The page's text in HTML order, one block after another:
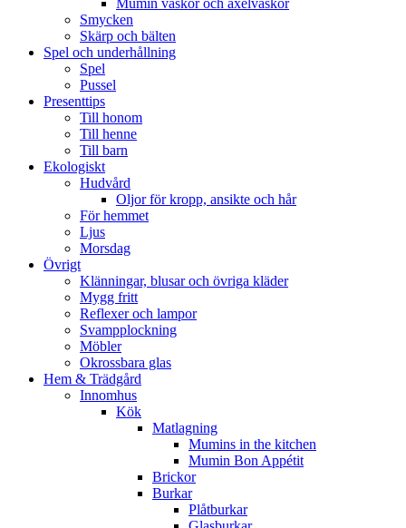
Mumin väskor och axelväskor
Smycken
Skärp och bälten
Spel och underhållning
Spel
Pussel
Presenttips
Till honom
Till henne
Till barn
Ekologiskt
Hudvård
Oljor för kropp, ansikte och hår
För hemmet
Ljus
Morsdag
Övrigt
Klänningar, blusar och övriga kläder
Mygg fritt
Reflexer och lampor
Svampplockning
Möbler
Okrossbara glas
Hem & Trädgård
Innomhus
Kök
Matlagning
Mumins in the kitchen
Mumin Bon Appétit
Brickor
Burkar
Plåtburkar